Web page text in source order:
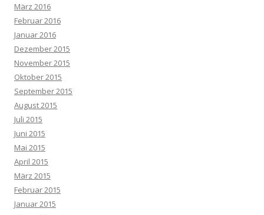
März 2016
Februar 2016
Januar 2016
Dezember 2015
November 2015
Oktober 2015
September 2015
August 2015
Juli 2015
Juni 2015
Mai 2015
April 2015
März 2015
Februar 2015
Januar 2015